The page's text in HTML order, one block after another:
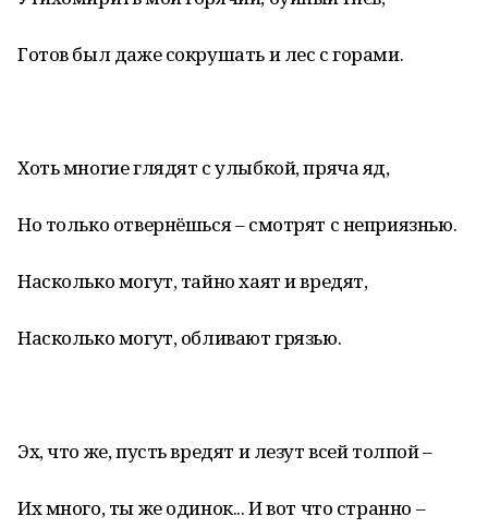
Готов был даже сокрушать и лес с горами.
Хоть многие глядят с улыбкой, пряча яд,
Но только отвернёшься – смотрят с неприязнью.
Насколько могут, тайно хаят и вредят,
Насколько могут, обливают грязью.
Эх, что же, пусть вредят и лезут всей толпой –
Их много, ты же одинок... И вот что странно –